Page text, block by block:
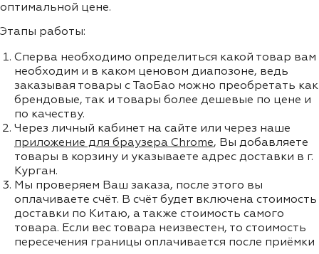
оптимальной цене.
Этапы работы:
Сперва необходимо определиться какой товар вам
необходим и в каком ценовом диапозоне, ведь
заказывая товары с ТаоБао можно преобретать как
брендовые, так и товары более дешевые по цене и
по качеству.
Через личный кабинет на сайте или через наше
приложение для браузера Chrome, Вы добавляете
товары в корзину и указываете адрес доставки в г.
Курган.
Мы проверяем Ваш заказа, после этого вы
оплачиваете счёт. В счёт будет включена стоимость
доставки по Китаю, а также стоимость самого
товара. Если вес товара неизвестен, то стоимость
пересечения границы оплачивается после приёмки